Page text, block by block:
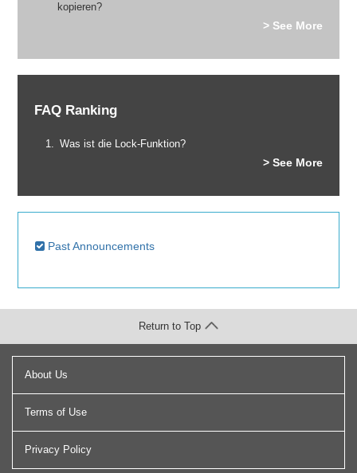
kopieren?
> See More
FAQ Ranking
Was ist die Lock-Funktion?
> See More
Past Announcements
About Us
Terms of Use
Privacy Policy
Return to Top